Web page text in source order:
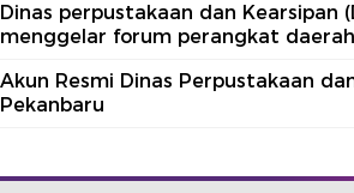
Dinas perpustakaan dan Kearsipan
menggelar forum perangkat
Akun Resmi Dinas Perpustakaan
Pekanbaru